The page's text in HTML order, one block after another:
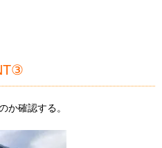
確認する。